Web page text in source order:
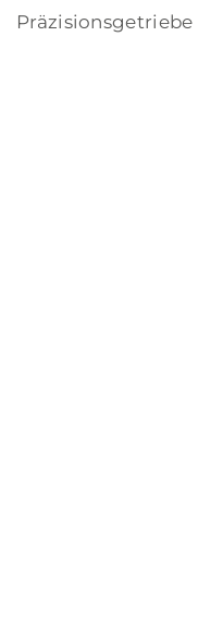
Präzisionsgetriebe